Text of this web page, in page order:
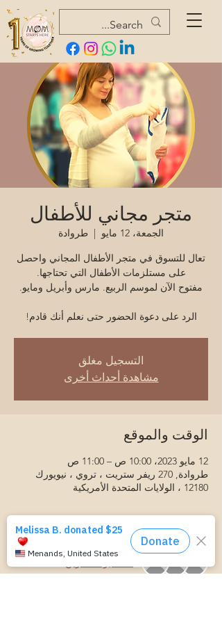
متجر مجاني للأطفال
الجمعة، 12 مايو
  |
طروادة
تعال للتسوق في متجر الأطفال المجاني واحصل
الرد على دعوة الحضور حتى نعلم أنك قادم!
التسجيل مغلق
مشاهدة أحداث أخرى
الوقت والموقع
12 مايو 2023، 10:00 ص – 11:00 ص
طروادة, 270 ريفر ستريت ، تروي ، نيويورك
12180 ، الولايات المتحدة الأمريكية
النزلاء